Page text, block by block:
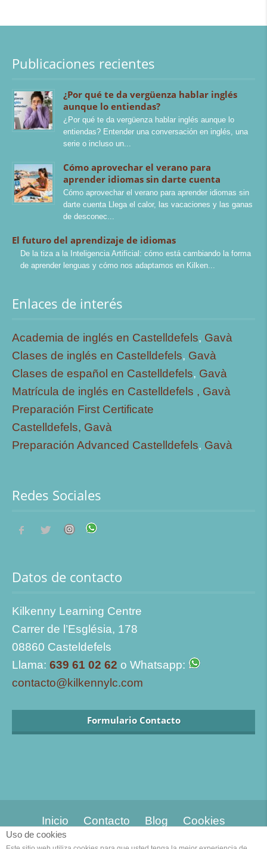
Publicaciones recientes
¿Por qué te da vergüenza hablar inglés
aunque lo entiendas?
¿Por qué te da vergüenza hablar inglés aunque lo
entiendas? Entender una conversación en inglés, una
serie o incluso un
Cómo aprovechar el verano para
aprender idiomas sin darte cuenta
Cómo aprovechar el verano para aprender idiomas sin
darte cuenta Llega el calor, las vacaciones y las ganas
de desconec
El futuro del aprendizaje de idiomas
De la tiza a la Inteligencia Artificial: cómo está cambiando la forma
de aprender lenguas y cómo nos adaptamos en Kilken
Enlaces de interés
Academia de inglés en Castelldefels, Gavà
Clases de inglés en Castelldefels, Gavà
Clases de español en Castelldefels, Gavà
Matrícula de inglés en Castelldefels , Gavà
Preparación First Certificate
Castelldefels, Gavà
Preparación Advanced Castelldefels, Gavà
Redes Sociales
Datos de contacto
Kilkenny Learning Centre
Carrer de l’Església, 178
08860 Casteldefels
Llama: 639 61 02 62 o Whatsapp:
contacto@kilkennylc.com
Formulario Contacto
Inicio Contacto Blog Cookies
Uso de cookies